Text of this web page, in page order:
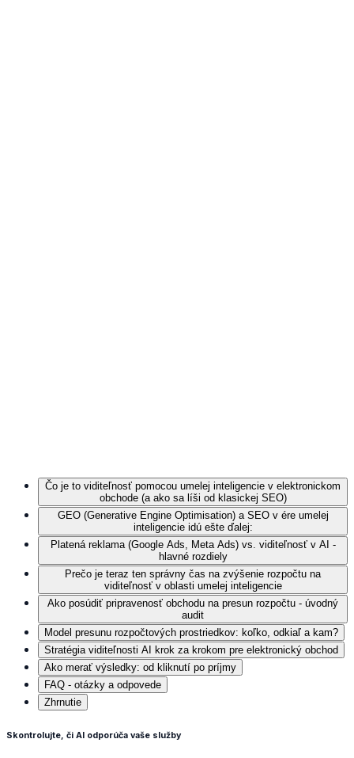
Čo je to viditeľnosť pomocou umelej inteligencie v elektronickom
obchode (a ako sa líši od klasickej SEO)
GEO (Generative Engine Optimisation) a SEO v ére umelej
inteligencie idú ešte ďalej:
Platená reklama (Google Ads, Meta Ads) vs. viditeľnosť v AI -
hlavné rozdiely
Prečo je teraz ten správny čas na zvýšenie rozpočtu na
viditeľnosť v oblasti umelej inteligencie
Ako posúdiť pripravenosť obchodu na presun rozpočtu - úvodný
audit
Model presunu rozpočtových prostriedkov: koľko, odkiaľ a kam?
Stratégia viditeľnosti AI krok za krokom pre elektronický obchod
Ako merať výsledky: od kliknutí po príjmy
FAQ - otázky a odpovede
Zhrnutie
Skontrolujte, či AI odporúča vaše služby